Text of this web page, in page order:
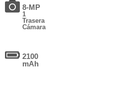
8-MP
1
Trasera
Cámara
2100
mAh